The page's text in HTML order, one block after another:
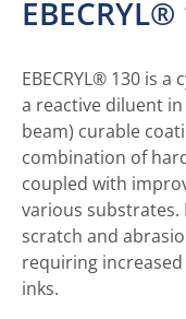
EBECRYL®
EBECRYL® 130 is
a reactive diluent
beam) curable
combination of
coupled with
various substrates.
scratch and
requiring
inks.